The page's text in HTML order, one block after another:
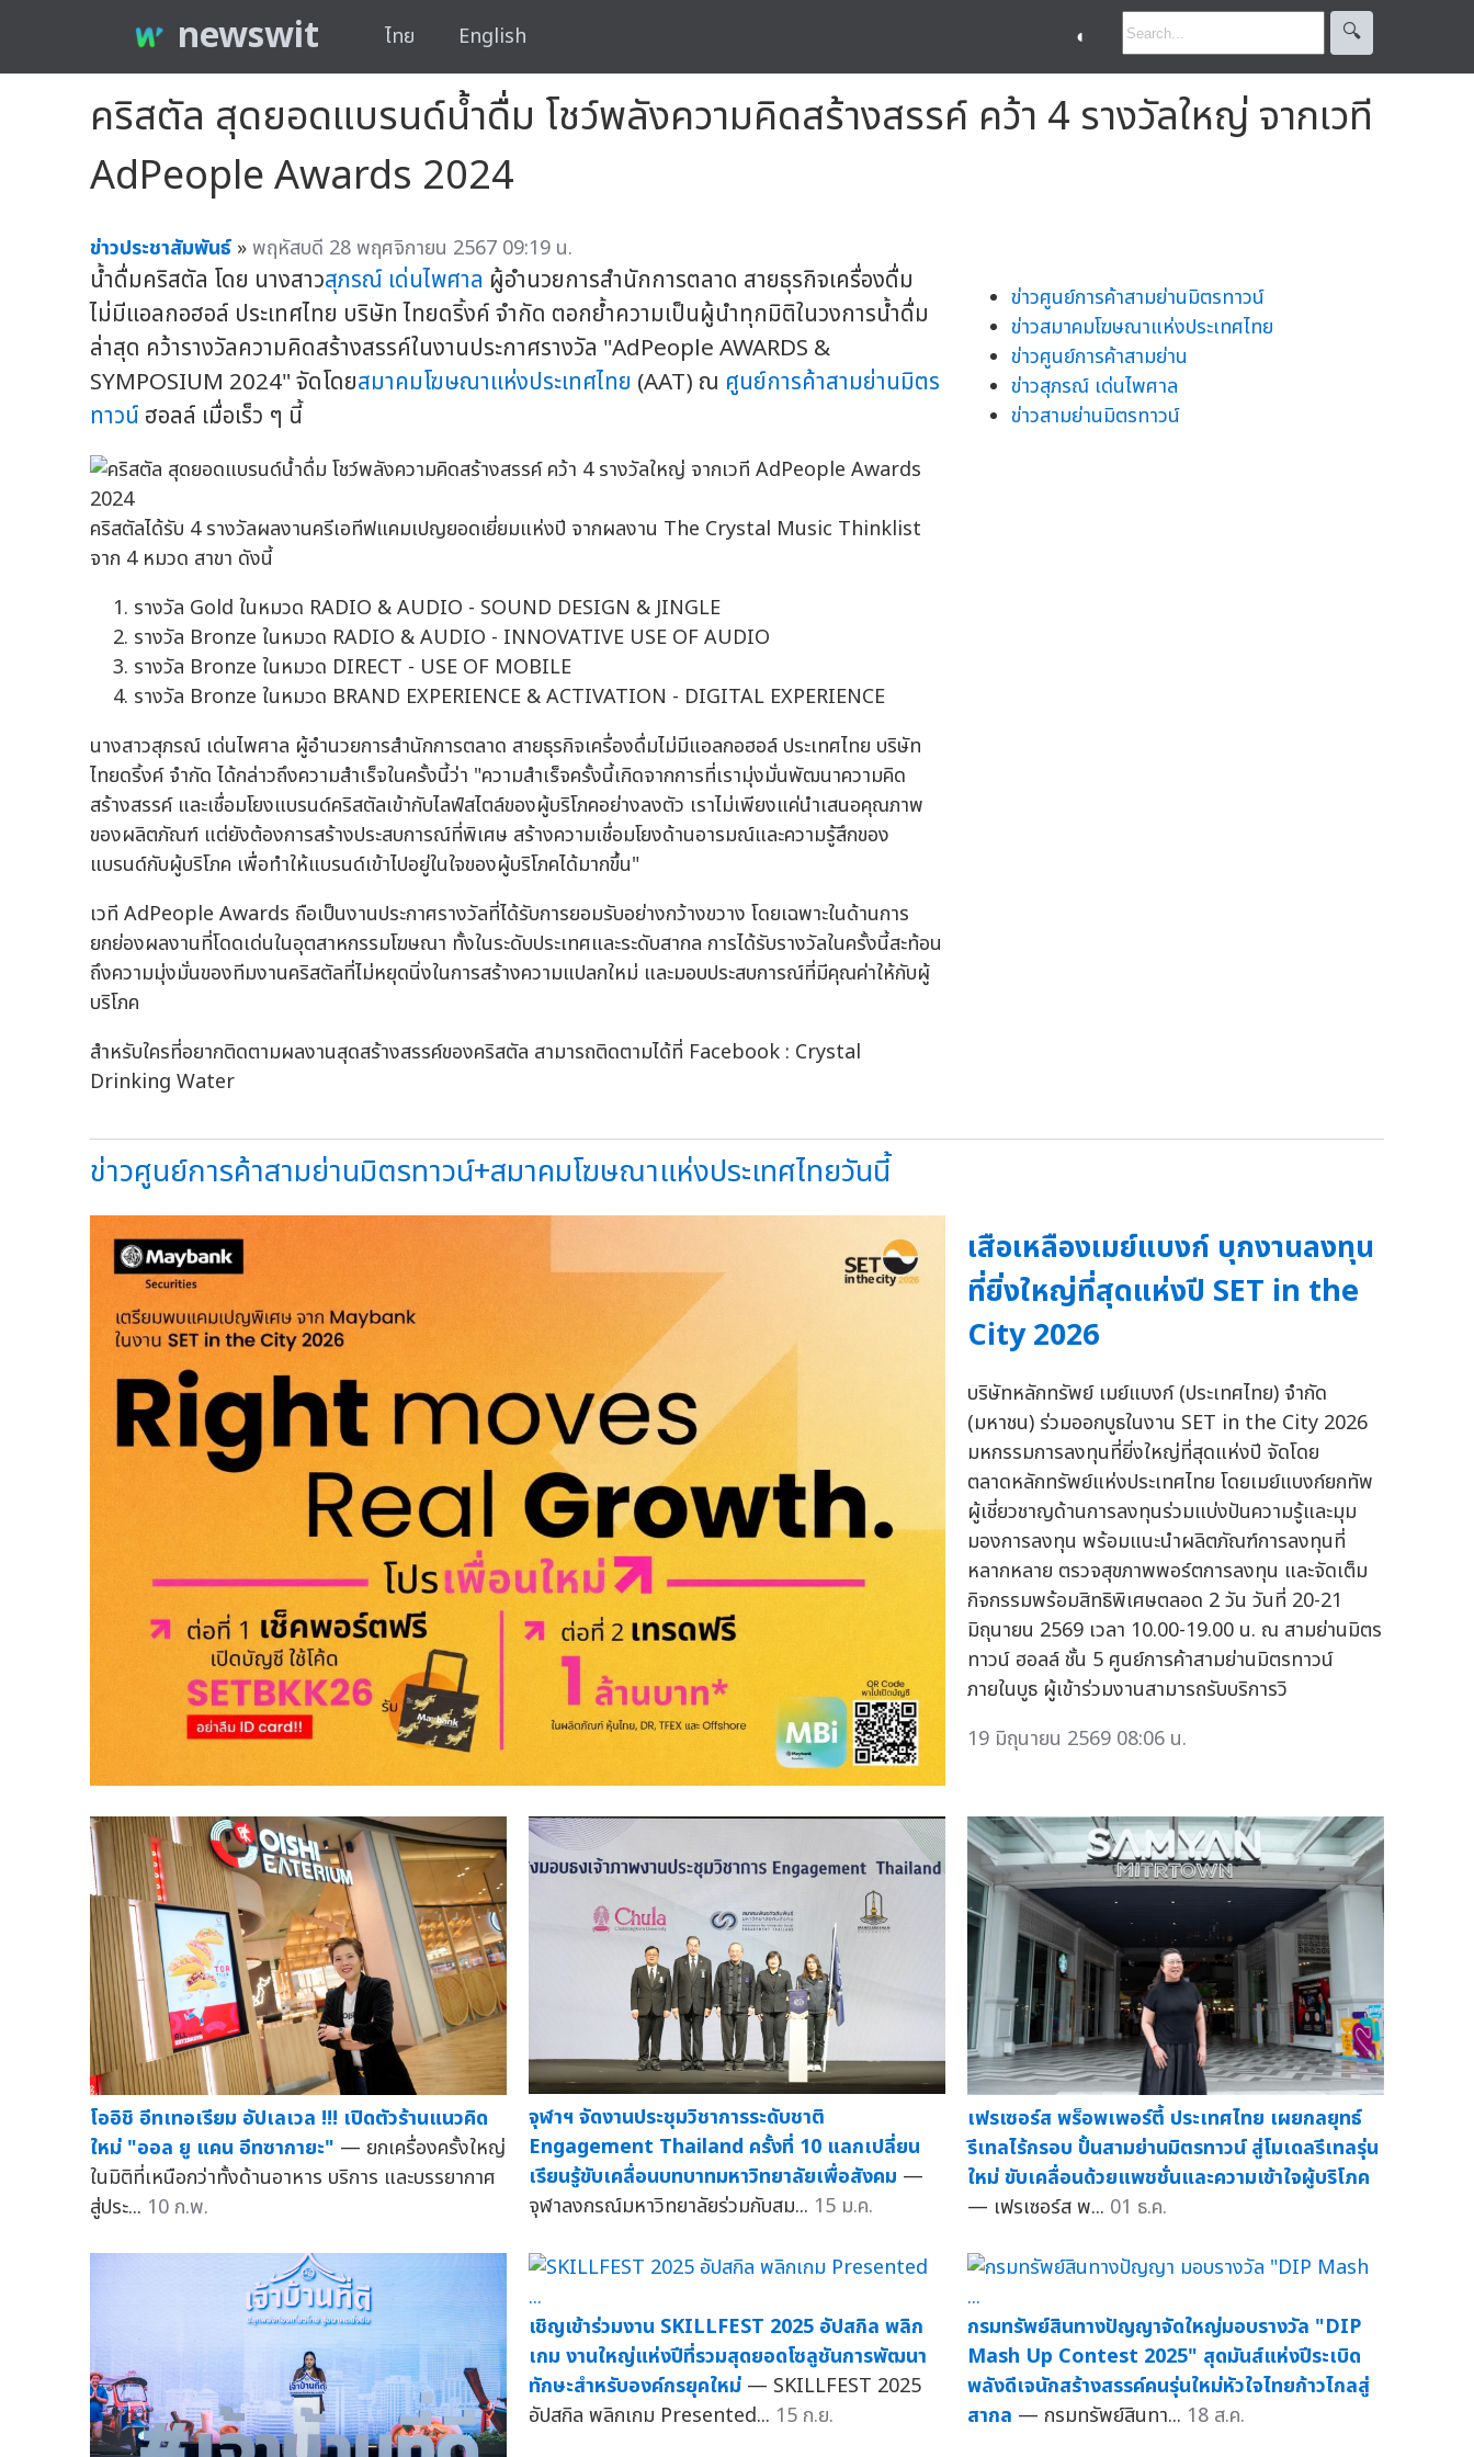
newswit ไทย English ◐ 🔍︎
คริสตัล สุดยอดแบรนด์น้ำดื่ม โชว์พลังความคิดสร้างสรรค์ คว้า 4 รางวัลใหญ่ จากเวที
AdPeople Awards 2024
ข่าวประชาสัมพันธ์ »พฤหัสบดี 28 พฤศจิกายน 2567 09:19 น.
น้ำดื่มคริสตัล โดย นางสาวสุภรณ์ เด่นไพศาล ผู้อำนวยการสำนักการตลาด สายธุรกิจเครื่องดื่ม
ไม่มีแอลกอฮอล์ ประเทศไทย บริษัท ไทยดริ้งค์ จำกัด ตอกย้ำความเป็นผู้นำทุกมิติในวงการน้ำดื่ม
ล่าสุด คว้ารางวัลความคิดสร้างสรรค์ในงานประกาศรางวัล "AdPeople AWARDS &
SYMPOSIUM 2024" จัดโดยสมาคมโฆษณาแห่งประเทศไทย (AAT) ณ ศูนย์การค้าสามย่านมิตร
ทาวน์ ฮอลล์ เมื่อเร็ว ๆ นี้
คริสตัลได้รับ 4 รางวัลผลงานครีเอทีฟแคมเปญยอดเยี่ยมแห่งปี จากผลงาน The Crystal Music Thinklist
จาก 4 หมวด สาขา ดังนี้
รางวัล Gold ในหมวด RADIO & AUDIO - SOUND DESIGN & JINGLE
รางวัล Bronze ในหมวด RADIO & AUDIO - INNOVATIVE USE OF AUDIO
รางวัล Bronze ในหมวด DIRECT - USE OF MOBILE
รางวัล Bronze ในหมวด BRAND EXPERIENCE & ACTIVATION - DIGITAL EXPERIENCE
นางสาวสุภรณ์ เด่นไพศาล ผู้อำนวยการสำนักการตลาด สายธุรกิจเครื่องดื่มไม่มีแอลกอฮอล์ ประเทศไทย บริษัท
ไทยดริ้งค์ จำกัด ได้กล่าวถึงความสำเร็จในครั้งนี้ว่า "ความสำเร็จครั้งนี้เกิดจากการที่เรามุ่งมั่นพัฒนาความคิด
สร้างสรรค์ และเชื่อมโยงแบรนด์คริสตัลเข้ากับไลฟ์สไตล์ของผู้บริโภคอย่างลงตัว เราไม่เพียงแค่นำเสนอคุณภาพ
ของผลิตภัณฑ์ แต่ยังต้องการสร้างประสบการณ์ที่พิเศษ สร้างความเชื่อมโยงด้านอารมณ์และความรู้สึกของ
แบรนด์กับผู้บริโภค เพื่อทำให้แบรนด์เข้าไปอยู่ในใจของผู้บริโภคได้มากขึ้น"
เวที AdPeople Awards ถือเป็นงานประกาศรางวัลที่ได้รับการยอมรับอย่างกว้างขวาง โดยเฉพาะในด้านการ
ยกย่องผลงานที่โดดเด่นในอุตสาหกรรมโฆษณา ทั้งในระดับประเทศและระดับสากล การได้รับรางวัลในครั้งนี้สะท้อน
ถึงความมุ่งมั่นของทีมงานคริสตัลที่ไม่หยุดนิ่งในการสร้างความแปลกใหม่ และมอบประสบการณ์ที่มีคุณค่าให้กับผู้
บริโภค
สำหรับใครที่อยากติดตามผลงานสุดสร้างสรรค์ของคริสตัล สามารถติดตามได้ที่ Facebook : Crystal
Drinking Water
ข่าวศูนย์การค้าสามย่านมิตรทาวน์
ข่าวสมาคมโฆษณาแห่งประเทศไทย
ข่าวศูนย์การค้าสามย่าน
ข่าวสุภรณ์ เด่นไพศาล
ข่าวสามย่านมิตรทาวน์
ข่าวศูนย์การค้าสามย่านมิตรทาวน์+สมาคมโฆษณาแห่งประเทศไทยวันนี้
เสือเหลืองเมย์แบงก์ บุกงานลงทุน
ที่ยิ่งใหญ่ที่สุดแห่งปี SET in the
City 2026
บริษัทหลักทรัพย์ เมย์แบงก์ (ประเทศไทย) จำกัด
(มหาชน) ร่วมออกบูธในงาน SET in the City 2026
มหกรรมการลงทุนที่ยิ่งใหญ่ที่สุดแห่งปี จัดโดย
ตลาดหลักทรัพย์แห่งประเทศไทย โดยเมย์แบงก์ยกทัพ
ผู้เชี่ยวชาญด้านการลงทุนร่วมแบ่งปันความรู้และมุม
มองการลงทุน พร้อมแนะนำผลิตภัณฑ์การลงทุนที่
หลากหลาย ตรวจสุขภาพพอร์ตการลงทุน และจัดเต็ม
กิจกรรมพร้อมสิทธิพิเศษตลอด 2 วัน วันที่ 20-21
มิถุนายน 2569 เวลา 10.00-19.00 น. ณ สามย่านมิตร
ทาวน์ ฮอลล์ ชั้น 5 ศูนย์การค้าสามย่านมิตรทาวน์
ภายในบูธ ผู้เข้าร่วมงานสามารถรับบริการวิ
19 มิถุนายน 2569 08:06 น.
โออิชิ อีทเทอเรียม อัปเลเวล !!! เปิดตัวร้านแนวคิด
ใหม่ "ออล ยู แคน อีทซากายะ" — ยกเครื่องครั้งใหญ่
ในมิติที่เหนือกว่าทั้งด้านอาหาร บริการ และบรรยากาศ
สู่ประ... 10 ก.พ.
จุฬาฯ จัดงานประชุมวิชาการระดับชาติ
Engagement Thailand ครั้งที่ 10 แลกเปลี่ยน
เรียนรู้ขับเคลื่อนบทบาทมหาวิทยาลัยเพื่อสังคม —
จุฬาลงกรณ์มหาวิทยาลัยร่วมกับสม... 15 ม.ค.
เฟรเซอร์ส พร็อพเพอร์ตี้ ประเทศไทย เผยกลยุทธ์
รีเทลไร้กรอบ ปั้นสามย่านมิตรทาวน์ สู่โมเดลรีเทลรุ่น
ใหม่ ขับเคลื่อนด้วยแพชชั่นและความเข้าใจผู้บริโภค
— เฟรเซอร์ส พ... 01 ธ.ค.
เชิญเข้าร่วมงาน SKILLFEST 2025 อัปสกิล พลิก
เกม งานใหญ่แห่งปีที่รวมสุดยอดโซลูชันการพัฒนา
ทักษะสำหรับองค์กรยุคใหม่ — SKILLFEST 2025
อัปสกิล พลิกเกม Presented... 15 ก.ย.
กรมทรัพย์สินทางปัญญาจัดใหญ่มอบรางวัล "DIP
Mash Up Contest 2025" สุดมันส์แห่งปีระเบิด
พลังดีเจนักสร้างสรรค์คนรุ่นใหม่หัวใจไทยก้าวไกลสู่
สากล — กรมทรัพย์สินทา... 18 ส.ค.